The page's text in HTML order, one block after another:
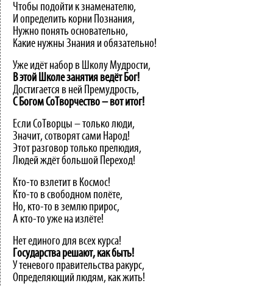
Чтобы подойти к знаменателю,
И определить корни Познания,
Нужно понять основательно,
Какие нужны Знания и обязательно!
Уже идёт набор в Школу Мудрости,
Вэтой Школезанятия ведёт Бог!
Достигается в ней Премудрость,
С БогомСоТворчество– вот итог!
Если СоТворцы – только люди,
Значит, сотворят сами Народ!
Этот разговор только прелюдия,
Людей ждёт большой Переход!
Кто-то взлетит в Космос!
Кто-то в свободном полёте,
Но, кто-то в землю прирос,
А кто-то уже на излёте!
Нет единого для всех курса!
Государства решают, какбыть!
У теневого правительства ракурс,
Определяющий людям, как жить!